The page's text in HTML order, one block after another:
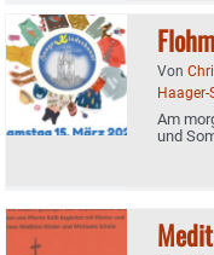
Von
Am
und